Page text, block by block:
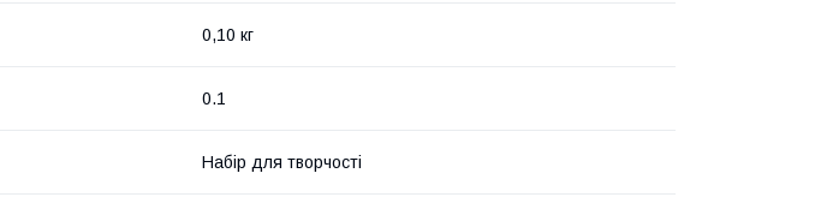
0,10 кг
0.1
Набір для творчості